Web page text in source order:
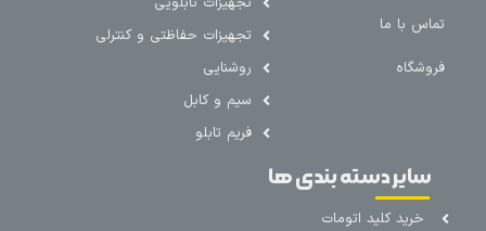
تماس با ما
فروشگاه
تجهیزات حفاظتی و کنترلی
روشنایی
سیم و کابل
فریم تابلو
سایر دسته بندی ها
خرید کلید اتومات